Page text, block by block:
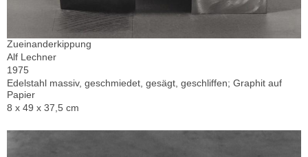
Zueinanderkippung
Alf Lechner
1975
Edelstahl massiv, geschmiedet, gesägt, geschliffen; Graphit auf
Papier
8 x 49 x 37,5 cm